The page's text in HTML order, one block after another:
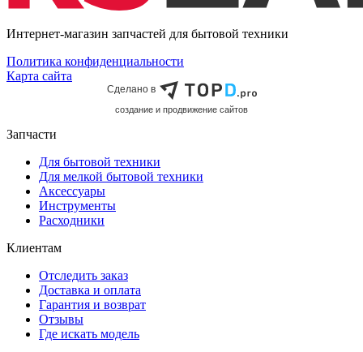
Интернет-магазин запчастей для бытовой техники
Политика конфиденциальности
Карта сайта
Сделано в
cоздание и продвижение сайтов
Запчасти
Для бытовой техники
Для мелкой бытовой техники
Аксессуары
Инструменты
Расходники
Клиентам
Отследить заказ
Доставка и оплата
Гарантия и возврат
Отзывы
Где искать модель